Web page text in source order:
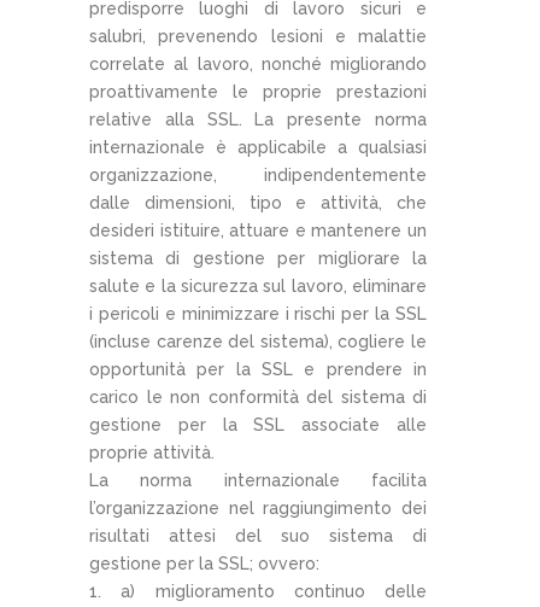
predisporre luoghi di lavoro sicuri e
salubri, prevenendo lesioni e malattie
correlate al lavoro, nonché migliorando
proattivamente le proprie prestazioni
relative alla SSL. La presente norma
internazionale è applicabile a qualsiasi
organizzazione, indipendentemente
dalle dimensioni, tipo e attività, che
desideri istituire, attuare e mantenere un
sistema di gestione per migliorare la
salute e la sicurezza sul lavoro, eliminare
i pericoli e minimizzare i rischi per la SSL
(incluse carenze del sistema), cogliere le
opportunità per la SSL e prendere in
carico le non conformità del sistema di
gestione per la SSL associate alle
proprie attività.
La norma internazionale facilita
l’organizzazione nel raggiungimento dei
risultati attesi del suo sistema di
gestione per la SSL; ovvero:
a) miglioramento continuo delle